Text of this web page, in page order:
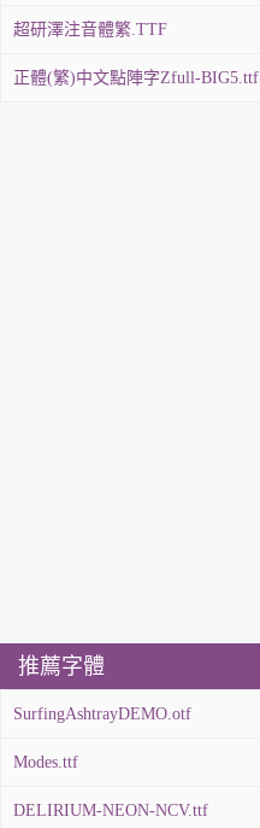
超研澤注音體繁.TTF
正體(繁)中文點陣字Zfull-BIG5.ttf
推薦字體
SurfingAshtrayDEMO.otf
Modes.ttf
DELIRIUM-NEON-NCV.ttf